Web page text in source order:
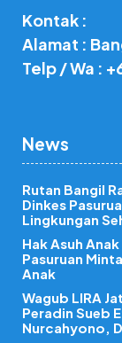
Kontak :
Alamat :
Telp / Wa :
News
Rutan Bangil
Dinkes
Lingkungan
Hak Asuh
Pasuruan
Anak
Wagub LIRA
Peradin Sueb
Nurcahyono,